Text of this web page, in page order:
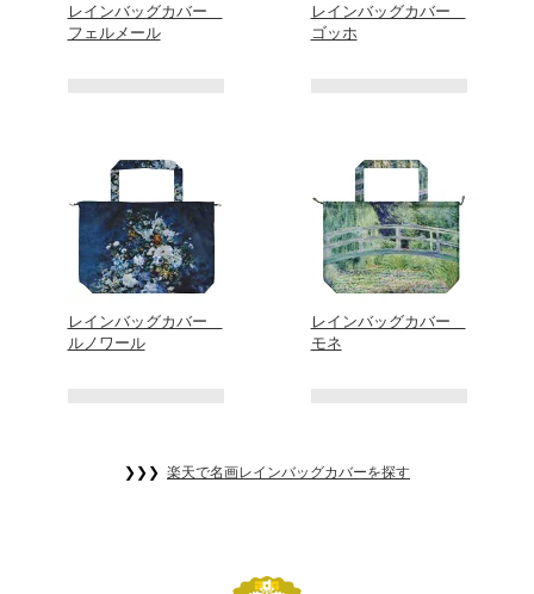
レインバッグカバー
フェルメール
レインバッグカバー
ゴッホ
レインバッグカバー
ルノワール
レインバッグカバー
モネ
❯❯❯ 楽天で名画レインバッグカバーを探す